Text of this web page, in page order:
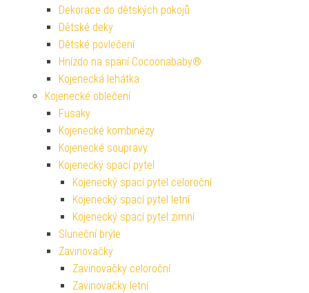
Dekorace do dětských pokojů
Dětské deky
Dětské povlečení
Hnízdo na spaní Cocoonababy®
Kojenecká lehátka
Kojenecké oblečení
Fusaky
Kojenecké kombinézy
Kojenecké soupravy
Kojenecký spací pytel
Kojenecký spací pytel celoroční
Kojenecký spací pytel letní
Kojenecký spací pytel zimní
Sluneční brýle
Zavinovačky
Zavinovačky celoroční
Zavinovačky letní